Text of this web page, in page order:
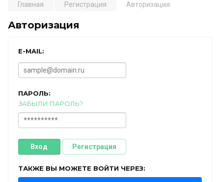
Главная Регистрация Авторизация
Авторизация
E-MAIL:
ПАРОЛЬ:
ЗАБЫЛИ ПАРОЛЬ?
Регистрация
Вход
ТАКЖЕ ВЫ МОЖЕТЕ ВОЙТИ ЧЕРЕЗ: